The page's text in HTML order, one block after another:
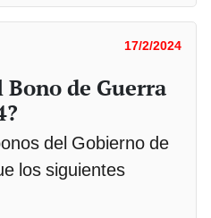
17/2/2024
Bono de Guerra
del Gobierno de
los siguientes